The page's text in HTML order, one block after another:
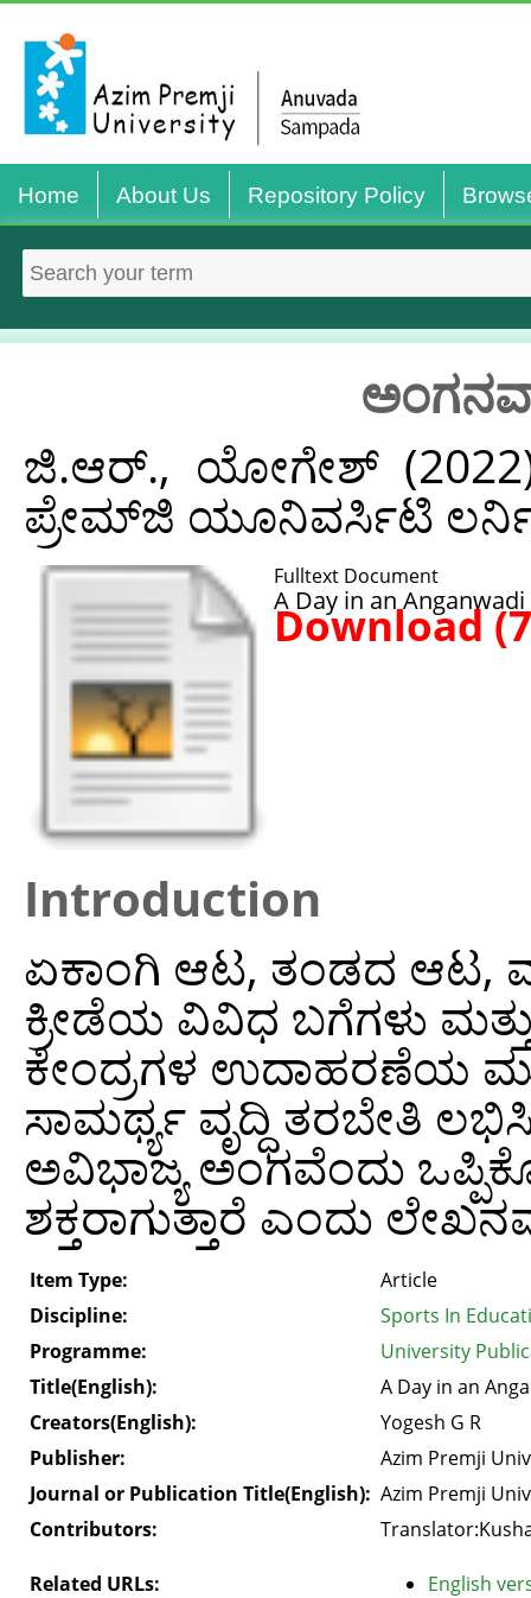
Home About Us Repository Policy
ಜಿ.ಆರ್., ಯೋಗೇಶ್
ಪ್ರೇಮ್‌ಜಿ ಯೂನಿವರ್ಸಿಟಿ
Fulltext Document
A Day in an
Download
Introduction
ಏಕಾಂಗಿ ಆಟ, ತಂಡದ ಆಟ,
ಕ್ರೀಡೆಯ ವಿವಿಧ ಬಗೆಗಳು
ಕೇಂದ್ರಗಳ ಉದಾಹರಣೆಯ
ಸಾಮರ್ಥ್ಯ ವೃದ್ಧಿ ತರಬೇತಿ
ಅವಿಭಾಜ್ಯ ಅಂಗವೆಂದು
ಶಕ್ತರಾಗುತ್ತಾರೆ ಎಂದು
Item Type:
Article
Discipline:
Sports In
Programme:
University
Title(English):
A Day in an
Creators(English):
Yogesh G R
Publisher:
Azim Premji
Journal or Publication Title(English): Azim Premji
Contributors:
Related URLs: English